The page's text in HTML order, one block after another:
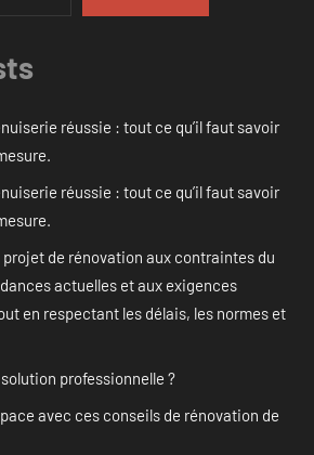
réussie : tout ce qu’il faut savoir
réussie : tout ce qu’il faut savoir
de rénovation aux contraintes du
actuelles et aux exigences
en respectant les délais, les normes et
professionnelle ?
avec ces conseils de rénovation de